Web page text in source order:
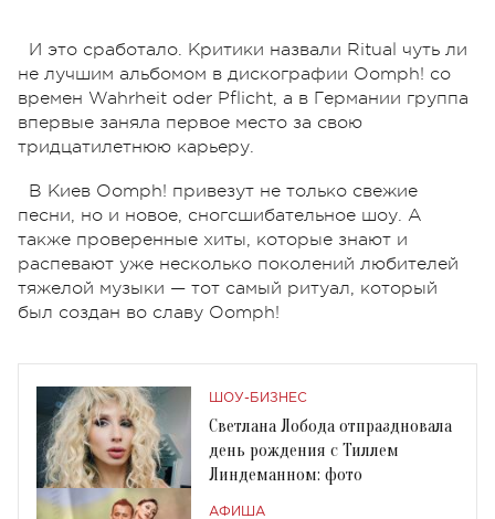
И это сработало. Критики назвали Ritual чуть ли
не лучшим альбомом в дискографии Oomph! со
времен Wahrheit oder Pflicht, а в Германии группа
впервые заняла первое место за свою
тридцатилетнюю карьеру.
В Киев Oomph! привезут не только свежие
песни, но и новое, сногсшибательное шоу. А
также проверенные хиты, которые знают и
распевают уже несколько поколений любителей
тяжелой музыки — тот самый ритуал, который
был создан во славу Oomph!
ШОУ-БИЗНЕС
Светлана Лобода отпраздновала
день рождения с Тиллем
Линдеманном: фото
АФИША